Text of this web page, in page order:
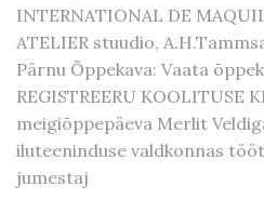
INTERNATIONAL DE
ATELIER stuudio,
Pärnu Õppekava: Vaata
REGISTREERU KOOLITUSE
meigiõppepäeva Merlit
iluteeninduse valdkonnas
jumestaj